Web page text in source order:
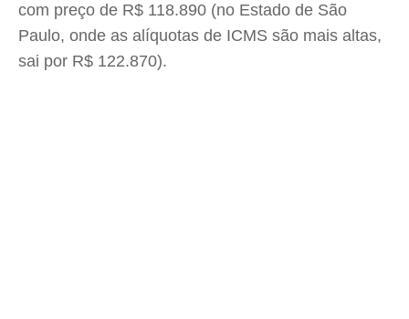
com preço de R$ 118.890 (no Estado de São
Paulo, onde as alíquotas de ICMS são mais altas,
sai por R$ 122.870).